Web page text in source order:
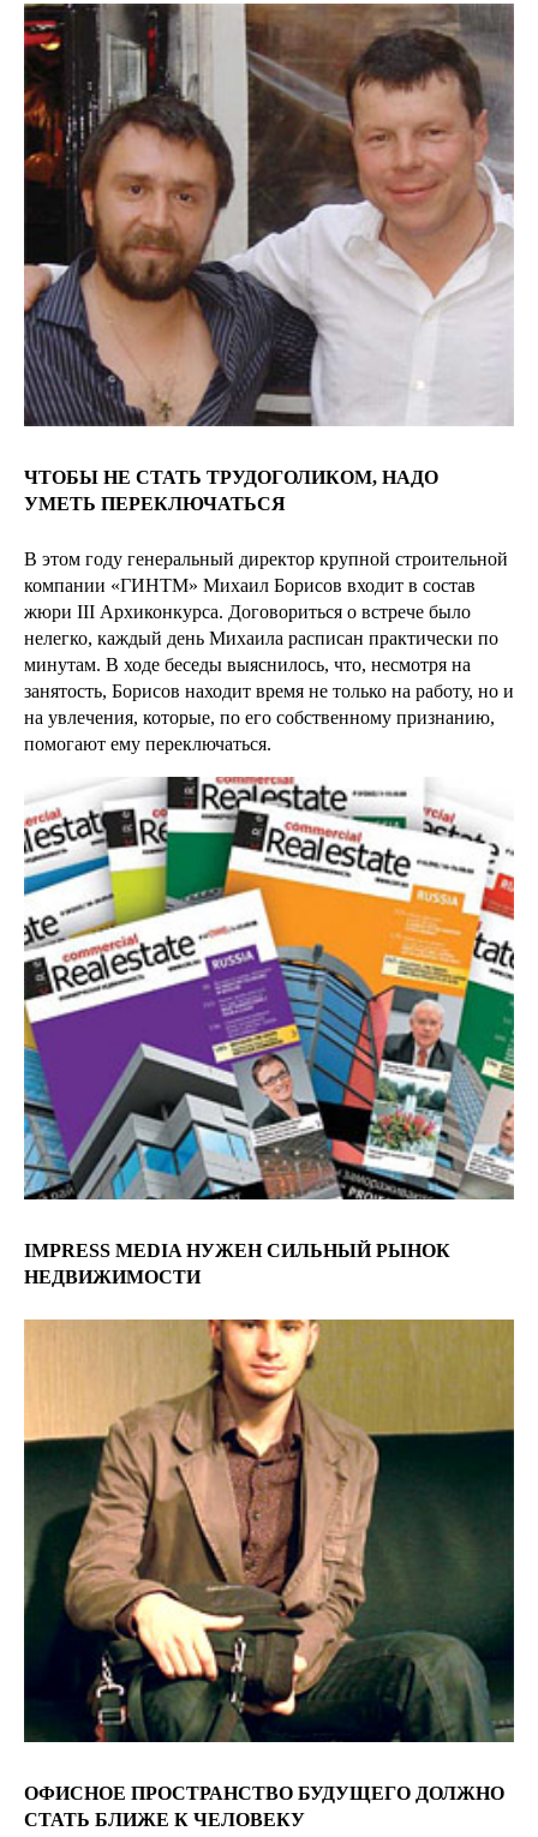
ЧТОБЫ НЕ СТАТЬ ТРУДОГОЛИКОМ, НАДО
УМЕТЬ ПЕРЕКЛЮЧАТЬСЯ
В этом году генеральный директор крупной строительной
компании «ГИНТМ» Михаил Борисов входит в состав
жюри III Архиконкурса. Договориться о встрече было
нелегко, каждый день Михаила расписан практически по
минутам. В ходе беседы выяснилось, что, несмотря на
занятость, Борисов находит время не только на работу, но и
на увлечения, которые, по его собственному признанию,
помогают ему переключаться.
IMPRESS MEDIA НУЖЕН СИЛЬНЫЙ РЫНОК
НЕДВИЖИМОСТИ
ОФИСНОЕ ПРОСТРАНСТВО БУДУЩЕГО ДОЛЖНО
СТАТЬ БЛИЖЕ К ЧЕЛОВЕКУ